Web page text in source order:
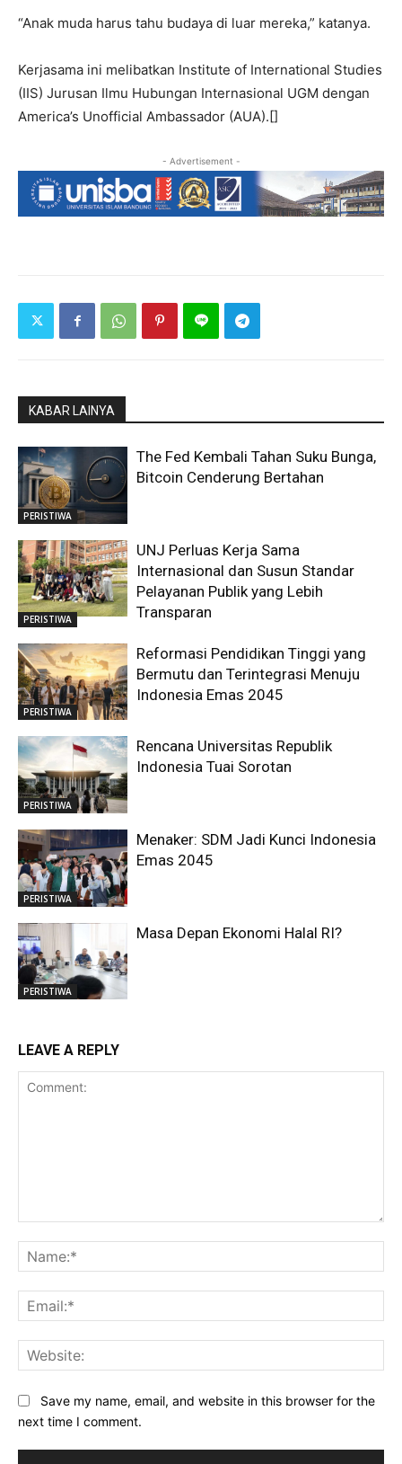
“Anak muda harus tahu budaya di luar mereka,” katanya.
Kerjasama ini melibatkan Institute of International Studies
(IIS) Jurusan Ilmu Hubungan Internasional UGM dengan
America’s Unofficial Ambassador (AUA).[]
- Advertisement -
KABAR LAINYA
PERISTIWA
The Fed Kembali Tahan Suku Bunga,
Bitcoin Cenderung Bertahan
PERISTIWA
UNJ Perluas Kerja Sama
Internasional dan Susun Standar
Pelayanan Publik yang Lebih
Transparan
PERISTIWA
Reformasi Pendidikan Tinggi yang
Bermutu dan Terintegrasi Menuju
Indonesia Emas 2045
PERISTIWA
Rencana Universitas Republik
Indonesia Tuai Sorotan
PERISTIWA
Menaker: SDM Jadi Kunci Indonesia
Emas 2045
PERISTIWA
Masa Depan Ekonomi Halal RI?
LEAVE A REPLY
Save my name, email, and website in this browser for the
next time I comment.